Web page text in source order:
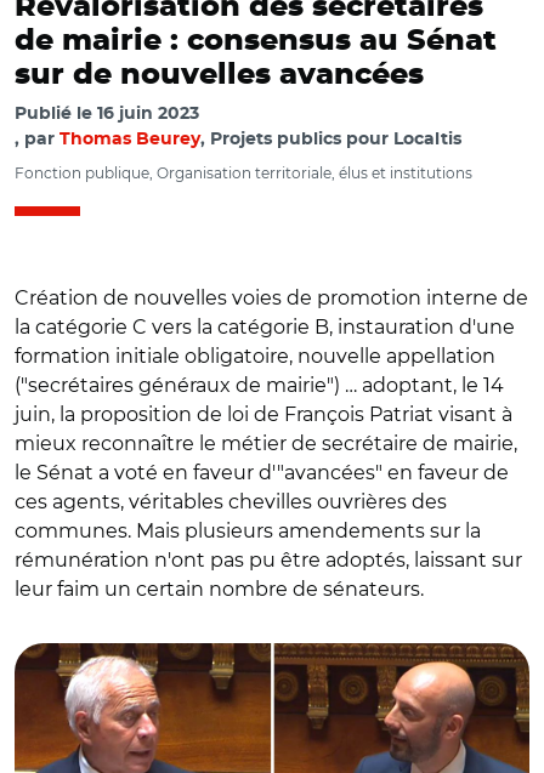
Revalorisation des secrétaires
de mairie : consensus au Sénat
sur de nouvelles avancées
Publié le 16 juin 2023
par Thomas Beurey, Projets publics pour Localtis
Fonction publique, Organisation territoriale, élus et institutions
Création de nouvelles voies de promotion interne de
la catégorie C vers la catégorie B, instauration d'une
formation initiale obligatoire, nouvelle appellation
("secrétaires généraux de mairie") … adoptant, le 14
juin, la proposition de loi de François Patriat visant à
mieux reconnaître le métier de secrétaire de mairie,
le Sénat a voté en faveur d'"avancées" en faveur de
ces agents, véritables chevilles ouvrières des
communes. Mais plusieurs amendements sur la
rémunération n'ont pas pu être adoptés, laissant sur
leur faim un certain nombre de sénateurs.
© Capture vidéo Sénat/ François Patriat et Stanislas